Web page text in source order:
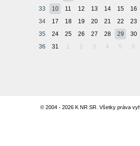
33
10 11 12 13 14 15
16
34
17 18 19 20 21 22
23
35
24 25 26 27 28 29
30
36
31 1 2 3 4 5 6
© 2004 - 2026 K NR SR. Všetky práva